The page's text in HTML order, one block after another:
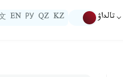
تالداۋ KZ
QZ
РУ
EN